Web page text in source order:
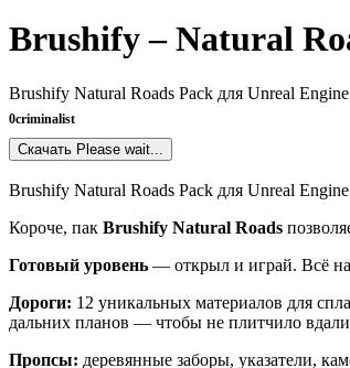
Brushify – Natural
Brushify Natural Roads Pack для Unreal
0criminalist
Скачать Please wait...
Brushify Natural Roads Pack для Unreal
Короче, пак Brushify Natural Roads
Готовый уровень — открыл и играй. Всё
Дороги: 12 уникальных материалов для
дальних планов — чтобы не плитчило
Пропсы: деревянные заборы, указатели,